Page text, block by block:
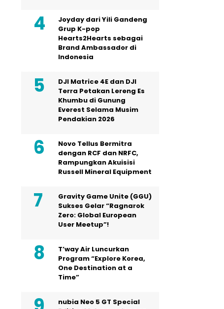
Joyday dari Yili Gandeng
Grup K-pop
Hearts2Hearts sebagai
Brand Ambassador di
Indonesia
DJI Matrice 4E dan DJI
Terra Petakan Lereng Es
Khumbu di Gunung
Everest Selama Musim
Pendakian 2026
Novo Tellus Bermitra
dengan RCF dan NRFC,
Rampungkan Akuisisi
Russell Mineral Equipment
Gravity Game Unite (GGU)
Sukses Gelar “Ragnarok
Zero: Global European
User Meetup”!
T’way Air Luncurkan
Program “Explore Korea,
One Destination at a
Time”
nubia Neo 5 GT Special